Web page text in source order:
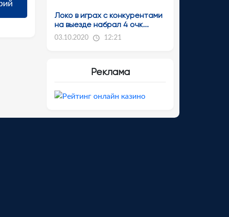
Локо в играх с конкурентами
на выезде набрал 4 очк...
03.10.2020 12:21
Реклама